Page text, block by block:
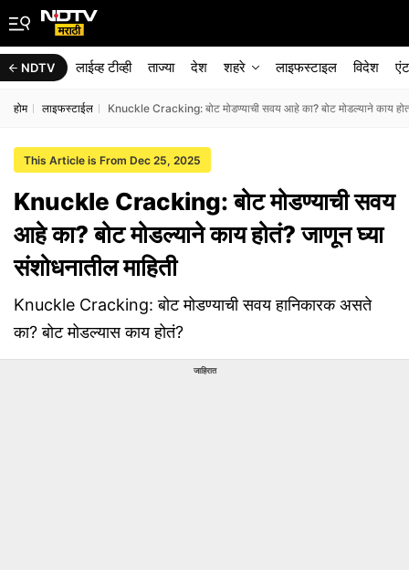
NDTV लाईव्ह टीव्ही ताज्या देश शहरे लाइफस्टाइल विदेश
होम लाइफस्टाईल Knuckle Cracking: बोट मोडण्याची सवय आहे का? बोट मोडल्याने काय
This Article is From Dec 25, 2025
Knuckle Cracking: बोट मोडण्याची सवय
आहे का? बोट मोडल्याने काय होतं? जाणून घ्या
संशोधनातील माहिती
Knuckle Cracking: बोट मोडण्याची सवय हानिकारक असते
का? बोट मोडल्यास काय होतं?
जाहिरात